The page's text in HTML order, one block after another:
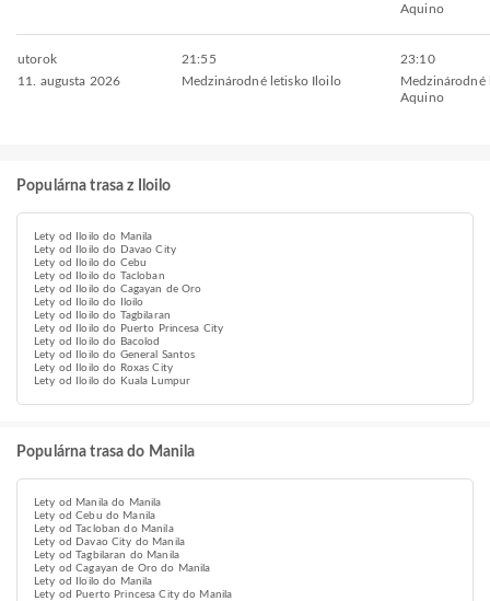
Aquino
utorok
11. augusta 2026
21:55
Medzinárodné letisko Iloilo
23:10
Medzinárodné
Aquino
Populárna trasa z Iloilo
Lety od Iloilo do Manila
Lety od Iloilo do Davao City
Lety od Iloilo do Cebu
Lety od Iloilo do Tacloban
Lety od Iloilo do Cagayan de Oro
Lety od Iloilo do Iloilo
Lety od Iloilo do Tagbilaran
Lety od Iloilo do Puerto Princesa City
Lety od Iloilo do Bacolod
Lety od Iloilo do General Santos
Lety od Iloilo do Roxas City
Lety od Iloilo do Kuala Lumpur
Populárna trasa do Manila
Lety od Manila do Manila
Lety od Cebu do Manila
Lety od Tacloban do Manila
Lety od Davao City do Manila
Lety od Tagbilaran do Manila
Lety od Cagayan de Oro do Manila
Lety od Iloilo do Manila
Lety od Puerto Princesa City do Manila